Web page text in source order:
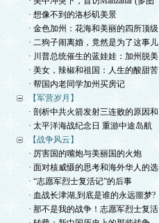
· 想像不到的洛杉矶美景
· 金色加州：花海和美丽的四所顶级
· 二狗子闹离婚，竟然是为了这事儿
· 川普总统催生的蓝娃娃：加州脱美
· 美女，辣椒和祖国：人生的酸甜苦
· 帮国内老同学加州买房记
【军营岁月】
· 剖析中共火箭发射三连败的原因和
· 太平洋海战纪念日 重游中途岛航
【战争风云】
· 厉害国的嘴炮与美丽国的火炮
· 面对核威慑的思考和海外华人的选
· “志愿军烈士复活记”的后事
· 血战长津湖,到底是谁的永远噩梦?
· 那不是我的战争！志愿军烈士复活